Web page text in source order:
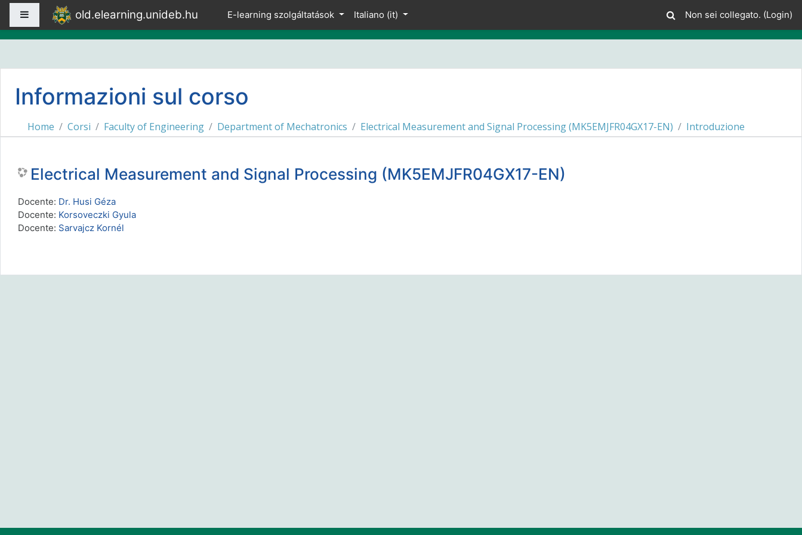
Vai al contenuto principale
Pannello lateraleold.elearning.unideb.hu E-learning szolgáltatások Italiano ‎(it)‎ Non sei collegato. (Login)
Informazioni sul corso
Home Corsi Faculty of Engineering Department of Mechatronics Electrical Measurement and Signal Processing (MK5EMJFR04GX17-EN) Introduzione
Electrical Measurement and Signal Processing (MK5EMJFR04GX17-EN)
Docente: Dr. Husi Géza
Docente: Korsoveczki Gyula
Docente: Sarvajcz Kornél